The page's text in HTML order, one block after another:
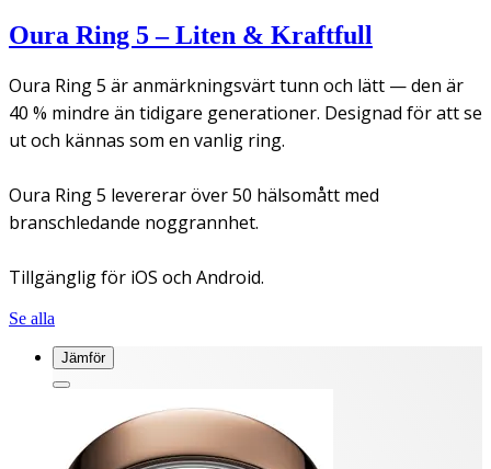
Oura Ring 5 – Liten & Kraftfull
Oura Ring 5 är anmärkningsvärt tunn och lätt — den är
40 % mindre än tidigare generationer. Designad för att se
ut och kännas som en vanlig ring.
Oura Ring 5 levererar över 50 hälsomått med
branschledande noggrannhet.
Tillgänglig för iOS och Android.
Se alla
Jämför